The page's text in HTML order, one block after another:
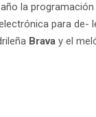
la programación
para de-
Brava y el